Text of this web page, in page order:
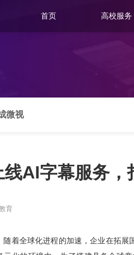
首页 高校服务
微视
AI字幕服务
育
全球化进程的加速，企业在拓展